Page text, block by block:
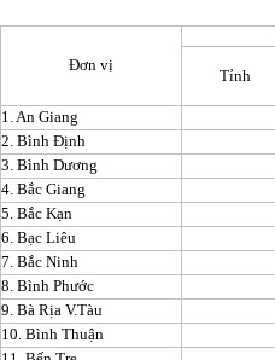
Đơn vị
Tỉnh
1. An Giang
2. Bình Định
3. Bình Dương
4. Bắc Giang
5. Bắc Kạn
6. Bạc Liêu
7. Bắc Ninh
8. Bình Phước
9. Bà Rịa V.Tàu
10. Bình Thuận